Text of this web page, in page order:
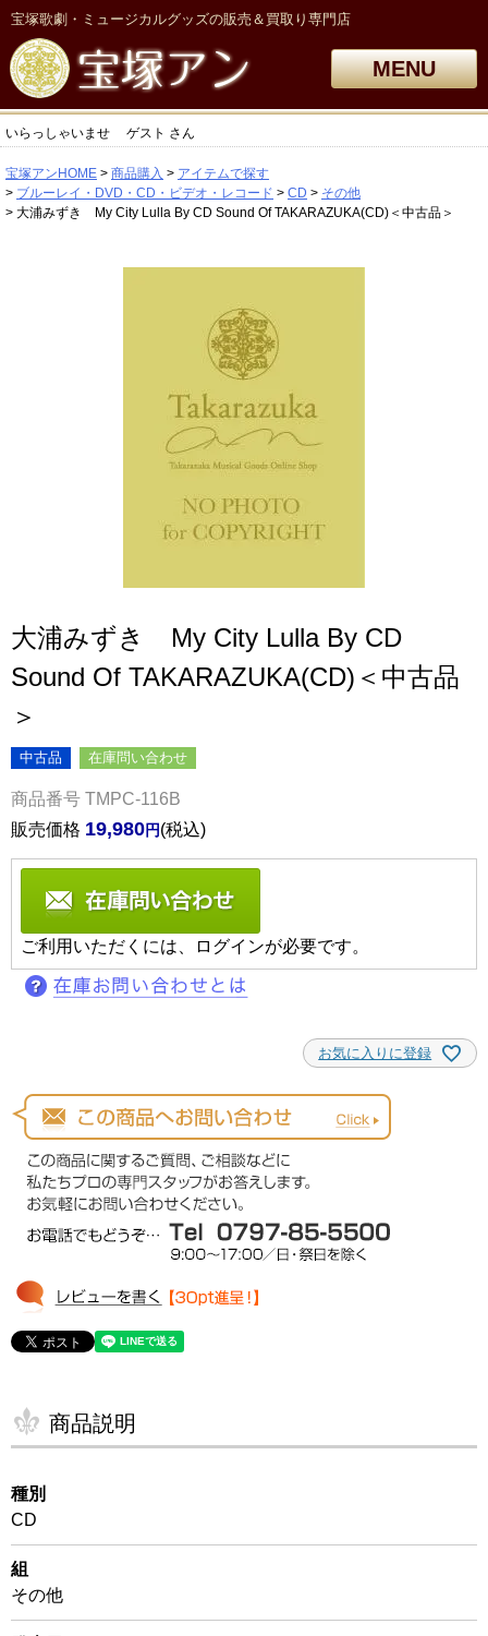
宝塚歌劇・ミュージカルグッズの販売＆買取り専門店
MENU
いらっしゃいませ ゲスト さん
宝塚アンHOME 商品購入
アイテムで探す
ブルーレイ・DVD・CD・ビデオ・レコード
CD
その他
大浦みずき My City Lulla By CD Sound Of TAKARAZUKA(CD)＜中古品＞
大浦みずき My City Lulla By CD
Sound Of TAKARAZUKA(CD)＜中古品
＞
中古品 在庫問い合わせ
商品番号 TMPC-116B
販売価格 19,980 税込
ご利用いただくには、ログインが必要です。
お気に入りに登録
商品説明
種別
CD
組
その他